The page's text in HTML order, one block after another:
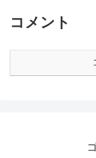
コメント